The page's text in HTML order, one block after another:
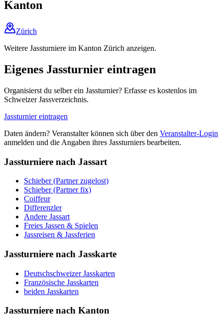
Kanton
Zürich
Weitere Jassturniere im Kanton Zürich anzeigen.
Eigenes Jassturnier eintragen
Organisierst du selber ein Jassturnier? Erfasse es kostenlos im
Schweizer Jassverzeichnis.
Jassturnier eintragen
Daten ändern? Veranstalter können sich über den Veranstalter-Login
anmelden und die Angaben ihres Jassturniers bearbeiten.
Jassturniere nach Jassart
Schieber (Partner zugelost)
Schieber (Partner fix)
Coiffeur
Differenzler
Andere Jassart
Freies Jassen & Spielen
Jassreisen & Jassferien
Jassturniere nach Jasskarte
Deutschschweizer Jasskarten
Französische Jasskarten
beiden Jasskarten
Jassturniere nach Kanton